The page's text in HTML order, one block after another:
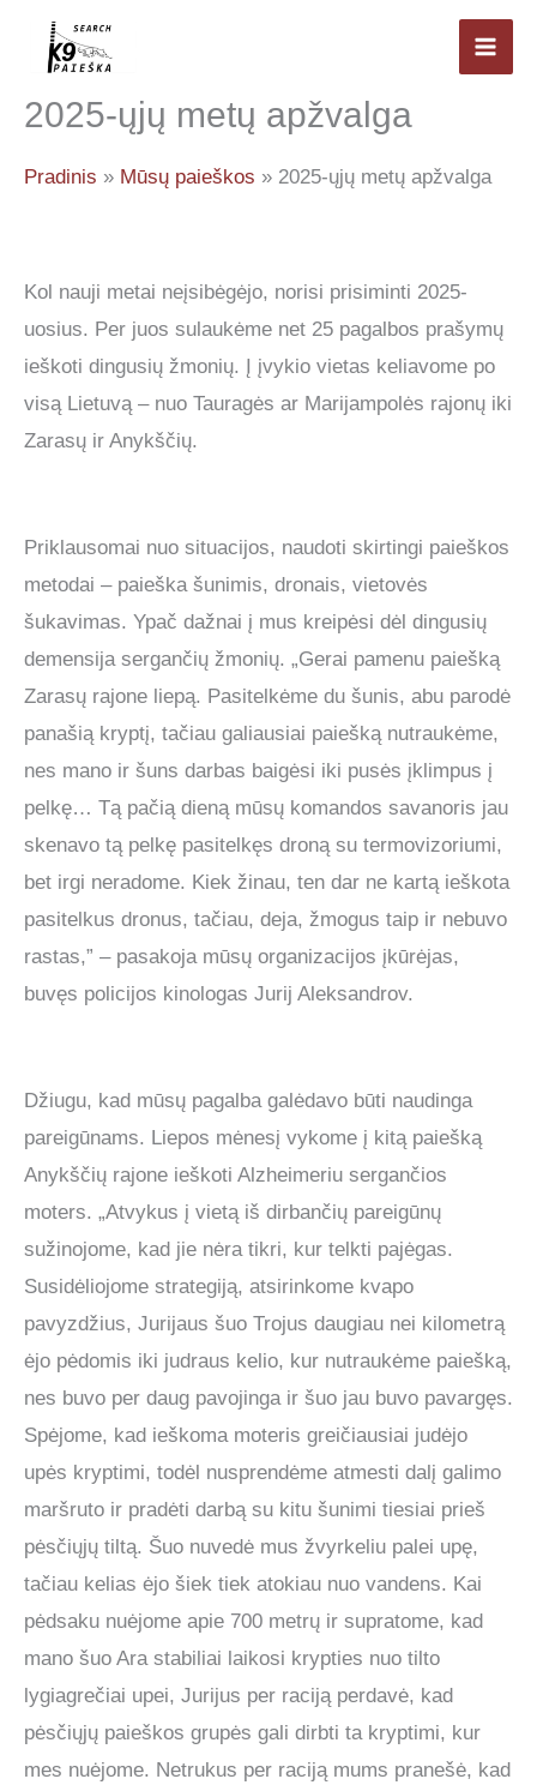
Pereiti
2025-ųjų metų apžvalga
Pradinis Mūsų paieškos 2025-ųjų metų apžvalga
Kol nauji metai neįsibėgėjo, norisi prisiminti 2025-
uosius. Per juos sulaukėme net 25 pagalbos prašymų
ieškoti dingusių žmonių. Į įvykio vietas keliavome po
visą Lietuvą – nuo Tauragės ar Marijampolės rajonų iki
Zarasų ir Anykščių.
Priklausomai nuo situacijos, naudoti skirtingi paieškos
metodai – paieška šunimis, dronais, vietovės
šukavimas. Ypač dažnai į mus kreipėsi dėl dingusių
demensija sergančių žmonių. „Gerai pamenu paiešką
Zarasų rajone liepą. Pasitelkėme du šunis, abu parodė
panašią kryptį, tačiau galiausiai paiešką nutraukėme,
nes mano ir šuns darbas baigėsi iki pusės įklimpus į
pelkę… Tą pačią dieną mūsų komandos savanoris jau
skenavo tą pelkę pasitelkęs droną su termovizoriumi,
bet irgi neradome. Kiek žinau, ten dar ne kartą ieškota
pasitelkus dronus, tačiau, deja, žmogus taip ir nebuvo
rastas,” – pasakoja mūsų organizacijos įkūrėjas,
buvęs policijos kinologas Jurij Aleksandrov.
Džiugu, kad mūsų pagalba galėdavo būti naudinga
pareigūnams. Liepos mėnesį vykome į kitą paiešką
Anykščių rajone ieškoti Alzheimeriu sergančios
moters. „Atvykus į vietą iš dirbančių pareigūnų
sužinojome, kad jie nėra tikri, kur telkti pajėgas.
Susidėliojome strategiją, atsirinkome kvapo
pavyzdžius, Jurijaus šuo Trojus daugiau nei kilometrą
ėjo pėdomis iki judraus kelio, kur nutraukėme paiešką,
nes buvo per daug pavojinga ir šuo jau buvo pavargęs.
Spėjome, kad ieškoma moteris greičiausiai judėjo
upės kryptimi, todėl nusprendėme atmesti dalį galimo
maršruto ir pradėti darbą su kitu šunimi tiesiai prieš
pėsčiųjų tiltą. Šuo nuvedė mus žvyrkeliu palei upę,
tačiau kelias ėjo šiek tiek atokiau nuo vandens. Kai
pėdsaku nuėjome apie 700 metrų ir supratome, kad
mano šuo Ara stabiliai laikosi krypties nuo tilto
lygiagrečiai upei, Jurijus per raciją perdavė, kad
pėsčiųjų paieškos grupės gali dirbti ta kryptimi, kur
mes nuėjome. Netrukus per raciją mums pranešė, kad